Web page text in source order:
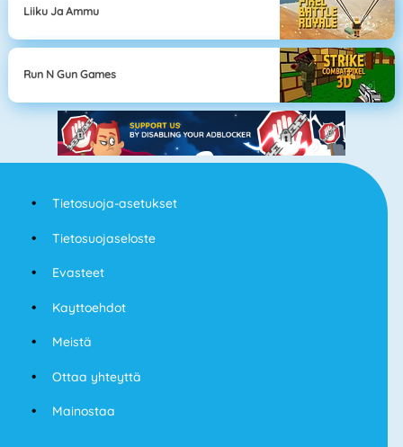
Liiku Ja Ammu
Run N Gun Games
Tietosuoja-asetukset
Tietosuojaseloste
Evasteet
Kayttoehdot
Meistä
Ottaa yhteyttä
Mainostaa